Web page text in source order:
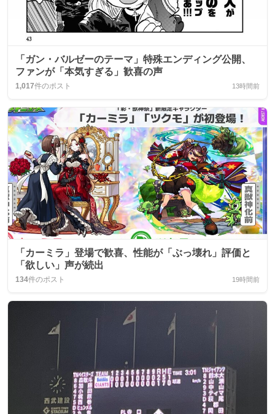
「ガン・バルゼーのテーマ」特殊エンディング公開、
ファンが「本気すぎる」歓喜の声
1,017件のポスト 13時間前
「カーミラ」登場で歓喜、性能が「ぶっ壊れ」評価と
「欲しい」声が続出
134件のポスト 19時間前